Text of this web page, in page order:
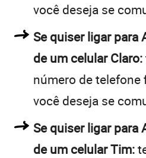
você deseja se
Se quiser ligar para
de um celular Claro:
número de telefone
você deseja se
Se quiser ligar para
de um celular Tim: